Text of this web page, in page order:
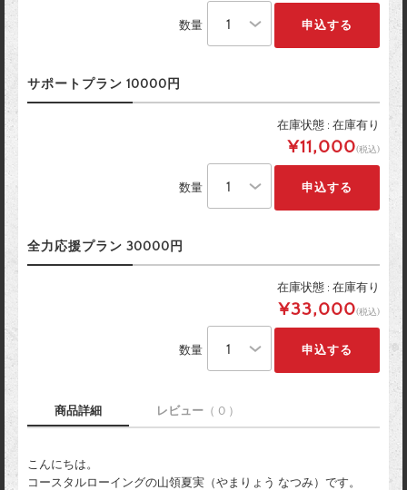
数量
サポートプラン 10000円
在庫状態 : 在庫有り
¥11,000(税込)
数量
全力応援プラン 30000円
在庫状態 : 在庫有り
¥33,000(税込)
数量
商品詳細 レビュー （ 0 ）
こんにちは。
コースタルローイングの山領夏実（やまりょう なつみ）です。